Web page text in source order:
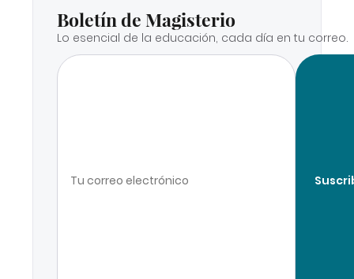
Boletín de Magisterio
Lo esencial de la educación, cada día en tu correo.